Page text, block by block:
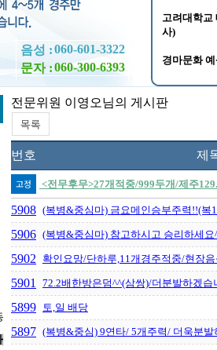
음성 :060-601-3322
문자 :060-300-6393
기간
월
전문위원 이영오님의 게시판
목록
번호 제
고정 <전무후무>27개적중/999두개/제주
5908 (복병&중심마) 금요메인승부주력!!(복
5906 (복병&중심마) 참고하시고 승리하세요
5902 확인요망/단하루,11개경주적중/현장
5901 72.2배한방은덤^^(삼쌍)/더분발하겠습
5899 토,일 배당
5897 (복병&중심) 9연타/ 5개주력/ 더욱분